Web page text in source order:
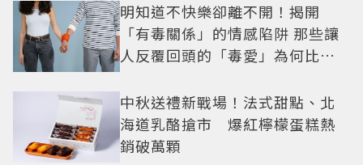
明知道不快樂卻離不開！揭開
「有毒關係」的情感陷阱 那些讓
人反覆回頭的「毒愛」為何比菸
中秋送禮新戰場！法式甜點、北
海道乳酪搶市 爆紅檸檬蛋糕熱
銷破萬顆